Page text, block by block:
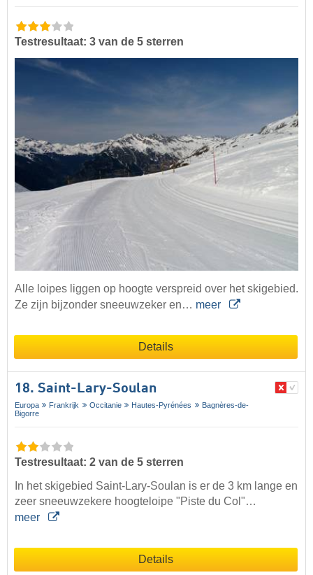
Testresultaat: 3 van de 5 sterren
Alle loipes liggen op hoogte verspreid over het skigebied.
Ze zijn bijzonder sneeuwzeker en… meer
Details
18. Saint-Lary-Soulan
Europa Frankrijk Occitanie Hautes-Pyrénées
Bagnères-de-
Bigorre
Testresultaat: 2 van de 5 sterren
In het skigebied Saint-Lary-Soulan is er de 3 km lange en
zeer sneeuwzekere hoogteloipe "Piste du Col"…
meer
Details